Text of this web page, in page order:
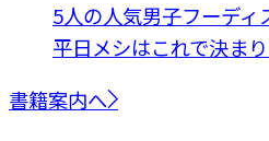
5人の人気男子フーデ
平日メシはこれで決まり
書籍案内へ